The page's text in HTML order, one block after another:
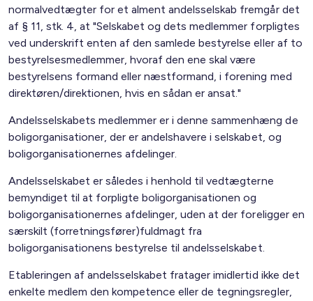
normalvedtægter for et alment andelsselskab fremgår det
af § 11, stk. 4, at "Selskabet og dets medlemmer forpligtes
ved underskrift enten af den samlede bestyrelse eller af to
bestyrelsesmedlemmer, hvoraf den ene skal være
bestyrelsens formand eller næstformand, i forening med
direktøren/direktionen, hvis en sådan er ansat."
Andelsselskabets medlemmer er i denne sammenhæng de
boligorganisationer, der er andelshavere i selskabet, og
boligorganisationernes afdelinger.
Andelsselskabet er således i henhold til vedtægterne
bemyndiget til at forpligte boligorganisationen og
boligorganisationernes afdelinger, uden at der foreligger en
særskilt (forretningsfører)fuldmagt fra
boligorganisationens bestyrelse til andelsselskabet.
Etableringen af andelsselskabet fratager imidlertid ikke det
enkelte medlem den kompetence eller de tegningsregler,